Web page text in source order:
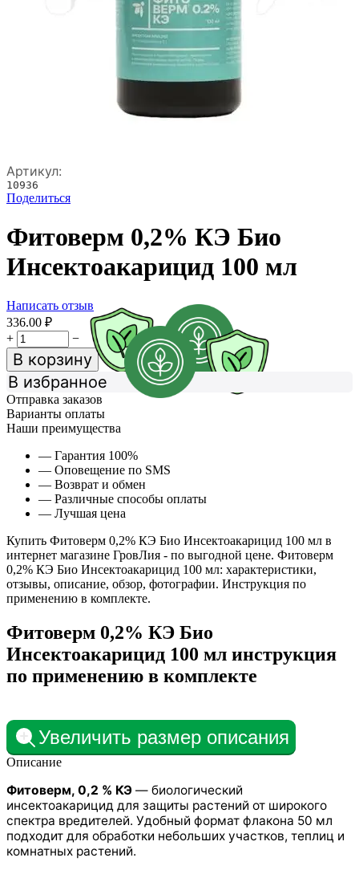
Артикул:
10936
Поделиться
Фитоверм 0,2% КЭ Био
Инсектоакарицид 100 мл
Написать отзыв
336.00 ₽
+
−
В корзину
В избранное
Отправка заказов
Варианты оплаты
Наши преимущества
— Гарантия 100%
— Оповещение по SMS
— Возврат и обмен
— Различные способы оплаты
— Лучшая цена
Купить Фитоверм 0,2% КЭ Био Инсектоакарицид 100 мл в
интернет магазине ГровЛия - по выгодной цене. Фитоверм
0,2% КЭ Био Инсектоакарицид 100 мл: характеристики,
отзывы, описание, обзор, фотографии. Инструкция по
применению в комплекте.
Фитоверм 0,2% КЭ Био
Инсектоакарицид 100 мл инструкция
по применению в комплекте
Увеличить размер описания
Описание
Фитоверм, 0,2 % КЭ — биологический
инсектоакарицид для защиты растений от широкого
спектра вредителей. Удобный формат флакона 50 мл
подходит для обработки небольших участков, теплиц и
комнатных растений.